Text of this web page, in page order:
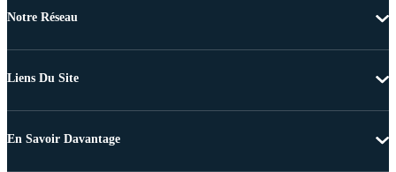
Notre Réseau
Liens Du Site
En Savoir Davantage